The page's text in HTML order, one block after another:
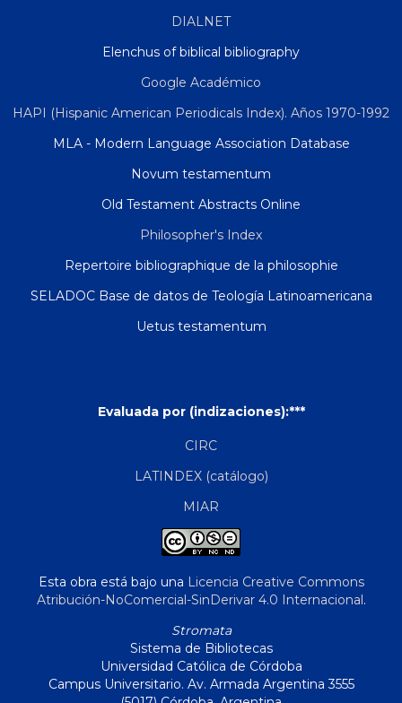
DIALNET
Elenchus of biblical bibliography
Google Académico
HAPI (Hispanic American Periodicals Index). Años 1970-1992
MLA - Modern Language Association Database
Novum testamentum
Old Testament Abstracts Online
Philosopher's Index
Repertoire bibliographique de la philosophie
SELADOC Base de datos de Teología Latinoamericana
Uetus testamentum
Evaluada por (indizaciones):***
CIRC
LATINDEX (catálogo)
MIAR
Esta obra está bajo una Licencia Creative Commons
Atribución-NoComercial-SinDerivar 4.0 Internacional.
Stromata
Sistema de Bibliotecas
Universidad Católica de Córdoba
Campus Universitario. Av. Armada Argentina 3555